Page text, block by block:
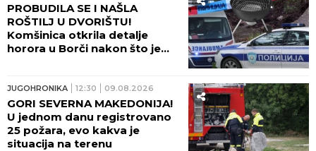
PROBUDILA SE I NAŠLA
ROŠTILJ U DVORIŠTU!
Komšinica otkrila detalje
horora u Borči nakon što je
JUGOHRONIKA 12:30 09.08.2026
GORI SEVERNA MAKEDONIJA!
U jednom danu registrovano
25 požara, evo kakva je
situacija na terenu